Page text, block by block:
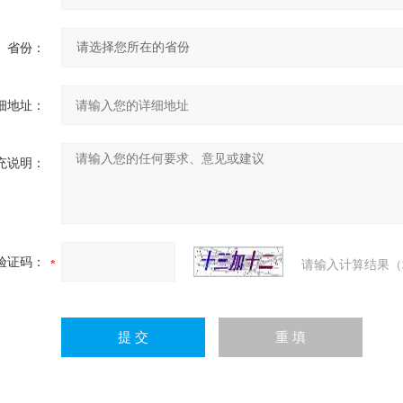
省份：
地址：
说明：
证码： 请输入计算结果